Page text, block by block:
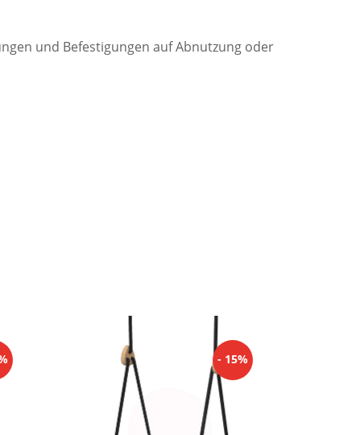
und Befestigungen auf Abnutzung oder
- 15%